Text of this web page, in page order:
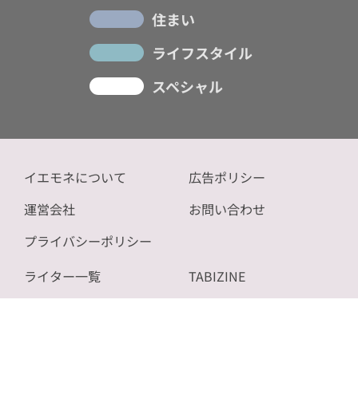
住まい
ライフスタイル
スペシャル
イエモネについて
運営会社
プライバシーポリシー
広告ポリシー
お問い合わせ
ライター一覧
TABIZINE